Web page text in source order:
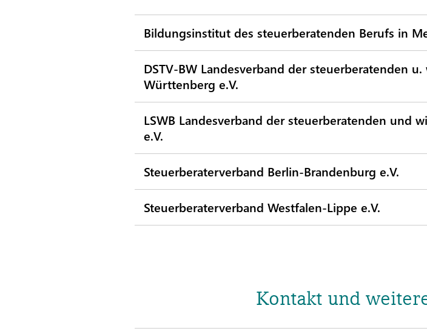
Bildungsinstitut des steuerberatenden Berufs in
DSTV-BW Landesverband der steuerberatenden
Württenberg e.V.
LSWB Landesverband der steuerberatenden und
e.V.
Steuerberaterverband Berlin-Brandenburg e.V.
Steuerberaterverband Westfalen-Lippe e.V.
Kontakt und